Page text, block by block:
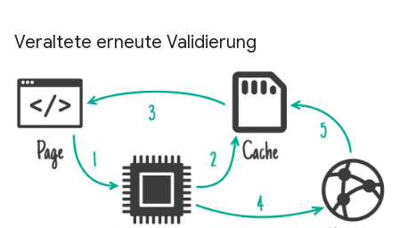
Veraltete erneute Validierung